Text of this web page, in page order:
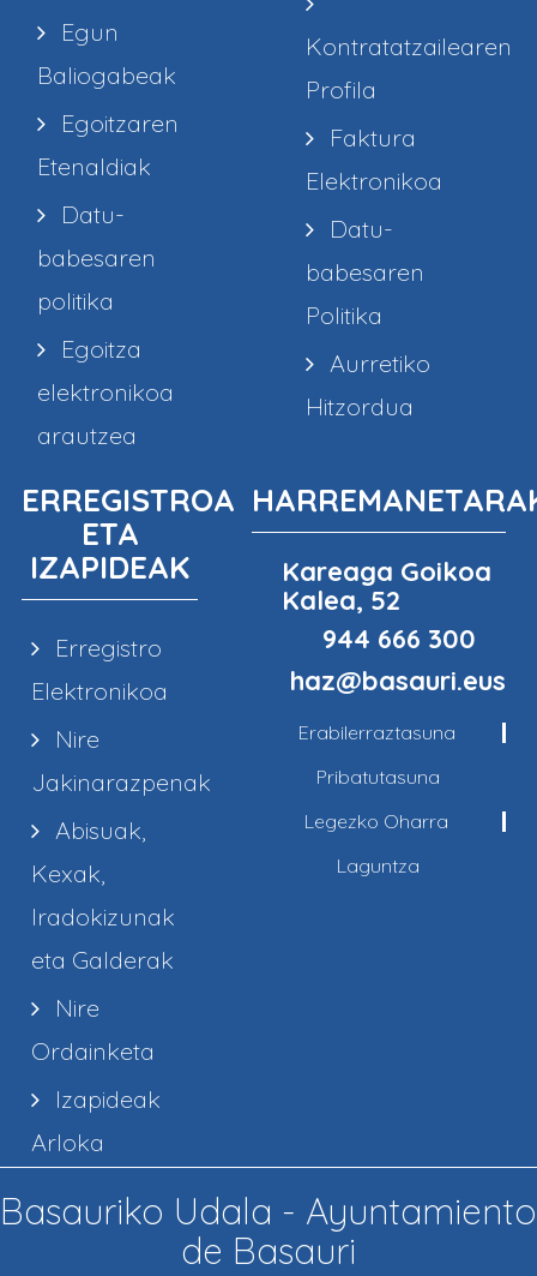
Egun
Baliogabeak
Egoitzaren
Etenaldiak
Datu-
babesaren
politika
Egoitza
elektronikoa
arautzea
Kontratatzailearen
Profila
Faktura
Elektronikoa
Datu-
babesaren
Politika
Aurretiko
Hitzordua
ERREGISTROA
ETA
IZAPIDEAK
Erregistro
Elektronikoa
Nire
Jakinarazpenak
Abisuak,
Kexak,
Iradokizunak
eta Galderak
Nire
Ordainketa
Izapideak
Arloka
Kareaga Goikoa
Kalea, 52
944 666 300
haz@basauri.eus
Erabilerraztasuna
Pribatutasuna
Legezko Oharra
Laguntza
Basauriko Udala - Ayuntamiento
de Basauri